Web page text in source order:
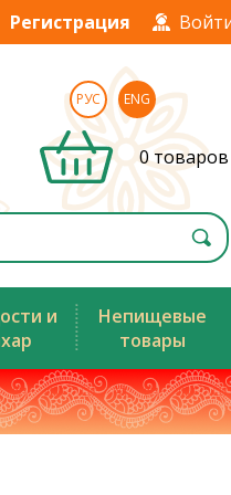
Регистрация
РУС ENG
0 товаров
и
Непищевые
товары